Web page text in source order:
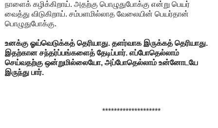
நாளைக் கழிக்கிறாய். அதற்கு பொழுதுபோக்கு என்று பெயர்
வைத்து விடுகிறாய். சம்பளமில்லாத வேலையின் பெயர்தான்
பொழுதுபோக்கு.
உனக்கு ஓய்வெடுக்கத் தெரியாது. தளர்வாக இருக்கத் தெரியாது.
இதற்கான சந்தர்ப்பங்களைத் தேடிப்பார். எப்போதெல்லாம்
செய்வதற்கு ஒன்றுமில்லையோ, அப்போதெல்லாம் உன்னோடயே
இருந்து பார்.
********************